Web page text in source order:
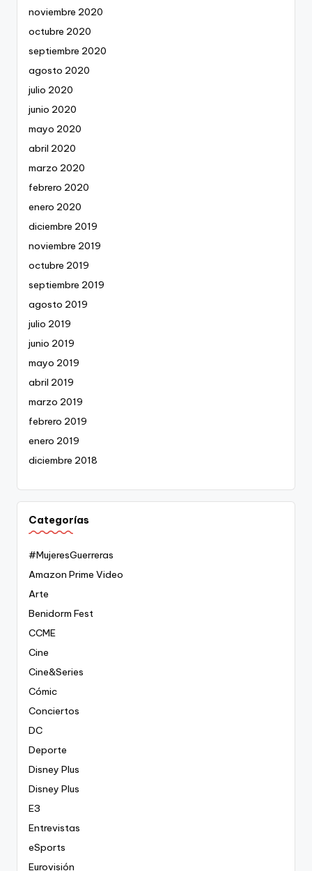
noviembre 2020
octubre 2020
septiembre 2020
agosto 2020
julio 2020
junio 2020
mayo 2020
abril 2020
marzo 2020
febrero 2020
enero 2020
diciembre 2019
noviembre 2019
octubre 2019
septiembre 2019
agosto 2019
julio 2019
junio 2019
mayo 2019
abril 2019
marzo 2019
febrero 2019
enero 2019
diciembre 2018
Categorías
#MujeresGuerreras
Amazon Prime Video
Arte
Benidorm Fest
CCME
Cine
Cine&Series
Cómic
Conciertos
DC
Deporte
Disney Plus
Disney Plus
E3
Entrevistas
eSports
Eurovisión